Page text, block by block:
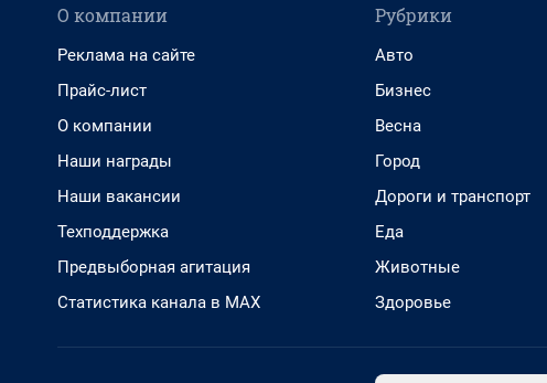
О компании
Реклама на сайте
Прайс-лист
О компании
Наши награды
Наши вакансии
Техподдержка
Предвыборная агитация
Статистика канала в MAX
Рубрики
Авто
Бизнес
Весна
Город
Дороги и транспорт
Еда
Животные
Здоровье